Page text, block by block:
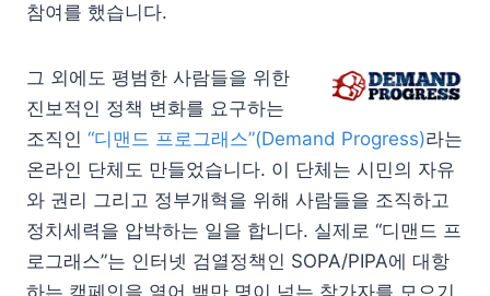
참여를 했습니다.
그 외에도 평범한 사람들을 위한
진보적인 정책 변화를 요구하는
조직인 “디맨드 프로그래스”(Demand Progress)라는
온라인 단체도 만들었습니다. 이 단체는 시민의 자유
와 권리 그리고 정부개혁을 위해 사람들을 조직하고
정치세력을 압박하는 일을 합니다. 실제로 “디맨드 프
로그래스”는 인터넷 검열정책인 SOPA/PIPA에 대항